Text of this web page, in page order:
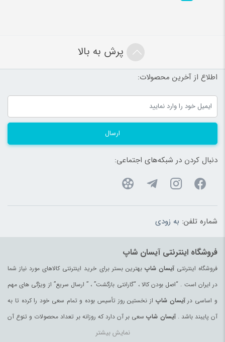
پرش به بالا
اطلاع از آخرین محصولات:
ارسال
دنبال کردن در شبکه‌های اجتماعی:
شماره تلفن: به زودی
فروشگاه اینترنتی آیسان شاپ
فروشگاه اینترنتیآیسان شاپبهترین بستر برای خرید اینترنتی کالاهای مورد نیاز شما
در ایران است . “اصل بودن کالا ، “گارانتی بازگشت” ، ” ارسال سریع” از ویژگی های مهم
و اساسی درآیسان شاپ از نخستین روز تأسیس بوده و تمام سعی خود را کرده تا به
آن پایبند باشد .آیسان شاپ سعی بر آن دارد که روزانه بر تعداد محصولات و تنوع آن
بیفزاید تا بتواند نیاز همه ی افراد با هر نوع سلیقه را در خرید محصولات اینترنتی مرتفع
نمایش بیشتر